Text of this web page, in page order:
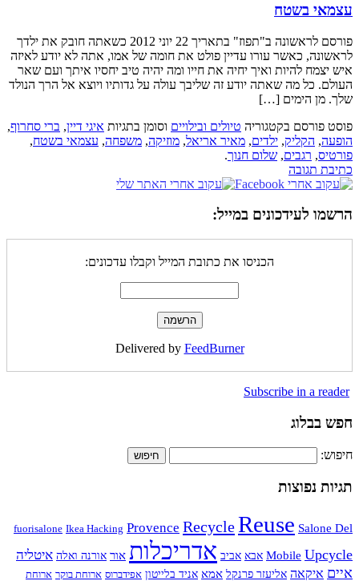
עצמאי בשטח
פורסם לראשונה ב"תפוז" בתאריך 22 יוני 2012 כשאתה חובק את ילדך
לראשונה, כאשר עורו עדיין פולט את חומה של אמו, אתה לא יודע לאיזה
איש יצמח להיות ואיך יחיה את חייו ומה יהיה טיב יחסיו איתך ועם שאר
העולם. כל מה שאתה יודע זה שליבך עולה על גדותיו ויוצא אל הרך הנולד
שלך. מן הימים […]
פוסט פורסם בקטגוריהטיולים ובילוייםוסומן בתגיותאיגי דיין,ברי סחרוף,
הופעה,הקליק,ילדים,מאיר אריאל,מוזיקה,משפחה,עצמאי בשטח,
פורטיס,רגבים,שלום חנוך.
כתיבת תגובה
הרשמו לעידכונים במייל:
הכניסו את כתובת המייל וקבלו עדכונים:
Delivered byFeedBurner
Subscribe in a reader
חפש בבלוג
חיפוש:
תגיות נפוצות
fuorisalone Ikea Hacking Provence Recycle Reuse Salone Del
Mobile Upcycle אבא אביב אדריכלות אור אורנה ואלה איטליה
איים איקאה אליעזר פרנקל אמא אניד בלייטון אפידברוס ארוחת בוקר ארוחת